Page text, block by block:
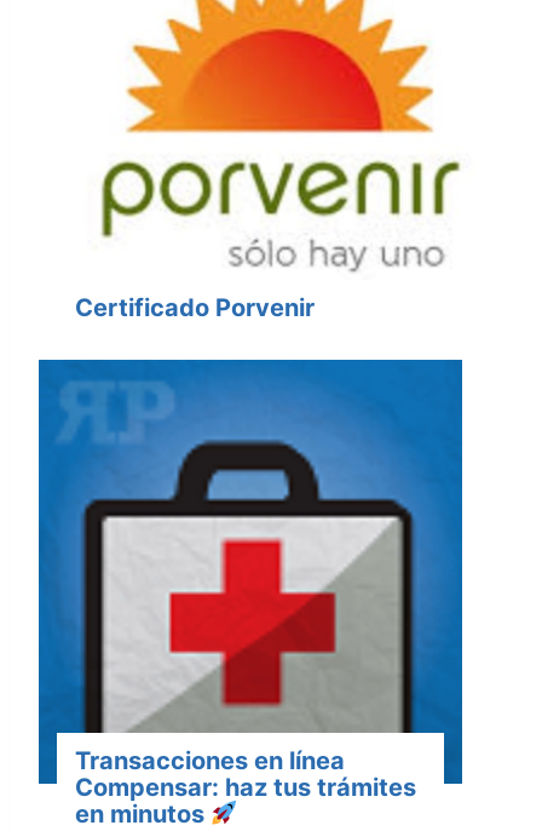
Certificado Porvenir
Transacciones en línea
Compensar: haz tus trámites
en minutos